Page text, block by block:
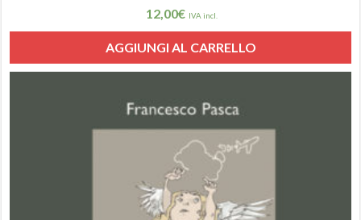
12,00€ IVA incl.
AGGIUNGI AL CARRELLO